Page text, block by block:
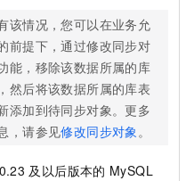
该情况，您可以在业务允
前提下，通过修改同步对
能，移除该数据所属的库
然后将该数据所属的库表
添加到待同步对象。更多
，请参见修改同步对象。
及以后版本的 MySQL